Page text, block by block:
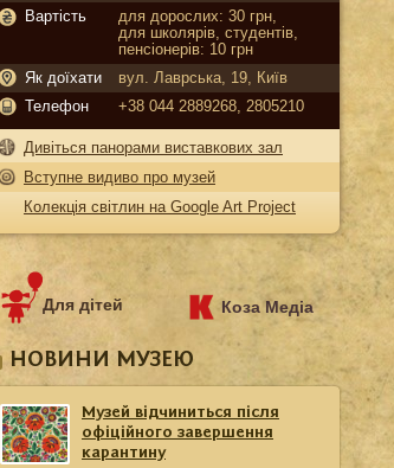
Вартість
для дорослих: 30 грн,
для школярів, студентів,
пенсіонерів: 10 грн
Як доїхати
вул. Лаврська, 19, Київ
Телефон
+38 044 2889268, 2805210
Дивіться панорами виставкових зал
Вступне видиво про музей
Колекція світлин на Google Art Project
Для дітей Коза Медіа
НОВИНИ МУЗЕЮ
Музей відчиниться після
офіційного завершення
карантину